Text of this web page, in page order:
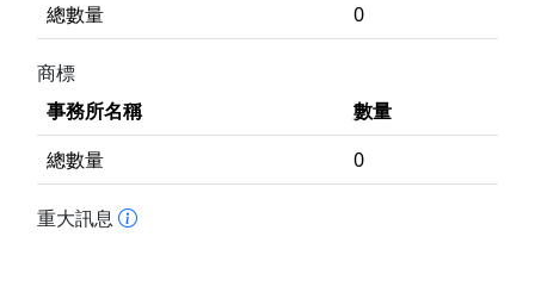
總數量
0
商標
事務所名稱
數量
總數量
0
重大訊息